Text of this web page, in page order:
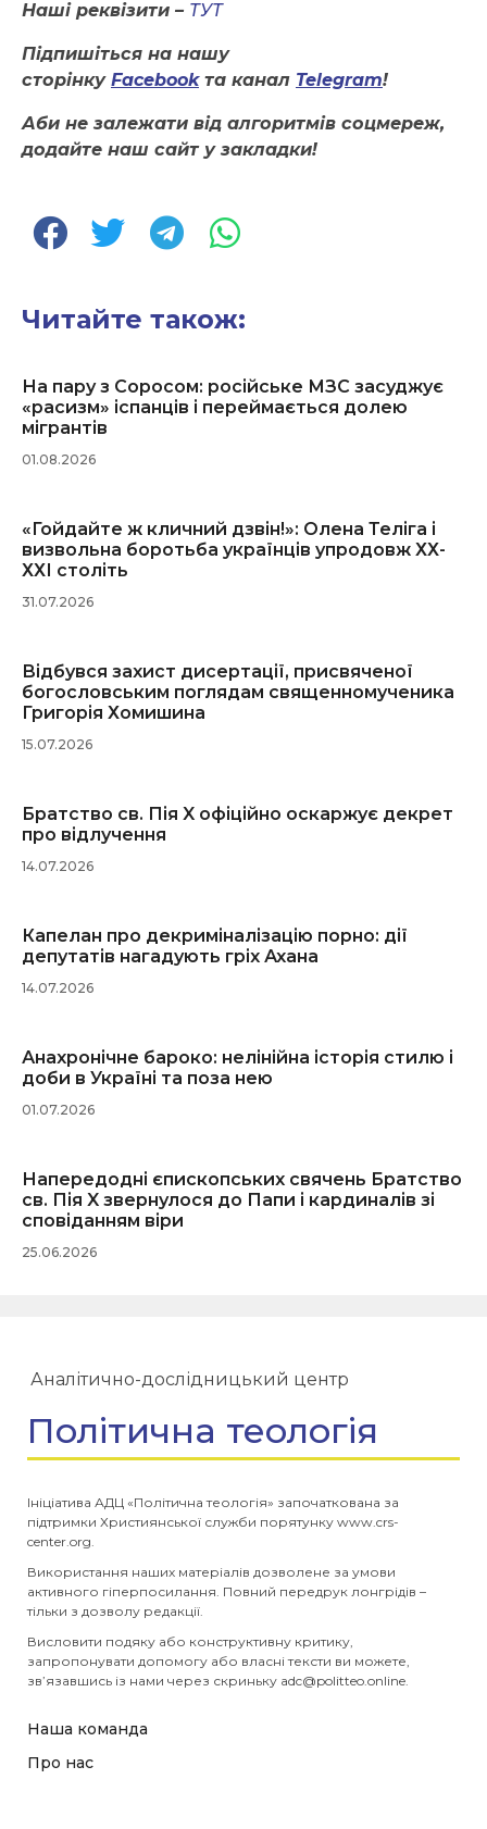
Наші реквізити – ТУТ
Підпишіться на нашу
сторінку Facebookта канал Telegram!
Аби не залежати від алгоритмів соцмереж,
додайте наш сайт у закладки!
Читайте також:
На пару з Соросом: російське МЗС засуджує
«расизм» іспанців і переймається долею
мігрантів
01.08.2026
«Гойдайте ж кличний дзвін!»: Олена Теліга і
визвольна боротьба українців упродовж ХХ-
ХХІ століть
31.07.2026
Відбувся захист дисертації, присвяченої
богословським поглядам священномученика
Григорія Хомишина
15.07.2026
Братство св. Пія X офіційно оскаржує декрет
про відлучення
14.07.2026
Капелан про декриміналізацію порно: дії
депутатів нагадують гріх Ахана
14.07.2026
Анахронічне бароко: нелінійна історія стилю і
доби в Україні та поза нею
01.07.2026
Напередодні єпископських свячень Братство
св. Пія X звернулося до Папи і кардиналів зі
сповіданням віри
25.06.2026
Аналітично-дослідницький центр
Політична теологія
Ініціатива АДЦ «Політична теологія» започаткована за
підтримки Християнської служби порятунку www.crs-
center.org.
Використання наших матеріалів дозволене за умови
активного гіперпосилання. Повний передрук лонгрідів –
тільки з дозволу редакції.
Висловити подяку або конструктивну критику,
запропонувати допомогу або власні тексти ви можете,
зв’язавшись із нами через скриньку adc@politteo.online
Наша команда
Про нас